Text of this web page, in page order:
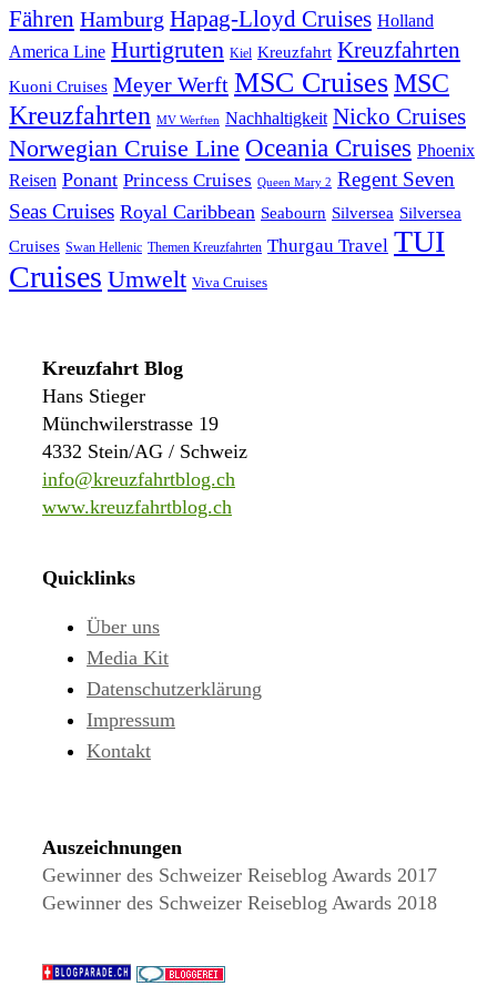
Fähren Hamburg Hapag-Lloyd Cruises Holland
America Line Hurtigruten Kiel Kreuzfahrt Kreuzfahrten
Kuoni Cruises Meyer Werft MSC CruisesMSC
Kreuzfahrten MV Werften Nachhaltigkeit Nicko Cruises
Norwegian Cruise Line Oceania Cruises Phoenix
Reisen Ponant Princess Cruises Queen Mary 2 Regent Seven
Seas Cruises Royal Caribbean Seabourn Silversea Silversea
Cruises Swan Hellenic Themen Kreuzfahrten Thurgau Travel TUI
Cruises Umwelt Viva Cruises
Kreuzfahrt Blog
Hans Stieger
Münchwilerstrasse 19
4332 Stein/AG / Schweiz
info@kreuzfahrtblog.ch
www.kreuzfahrtblog.ch
Quicklinks
Über uns
Media Kit
Datenschutzerklärung
Impressum
Kontakt
Auszeichnungen
Gewinner des Schweizer Reiseblog Awards 2017
Gewinner des Schweizer Reiseblog Awards 2018